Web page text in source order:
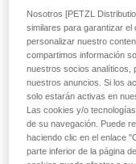
La longitud de
componente
suficiente espacio
caída.
Cada componente
suficiente para
Nosotros [PETZL
similares para garantizar el
personalizar nuestro
compartimos información
nuestros socios analíticos,
nuestros anuncios. Si los
solo estarán activas en
Las cookies y/o
de su navegación. Puede
haciendo clic en el enlace
parte inferior de la página